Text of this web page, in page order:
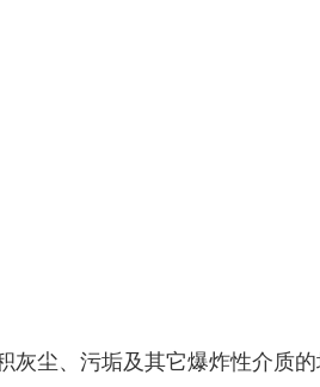
尘、污垢及其它爆炸性介质的